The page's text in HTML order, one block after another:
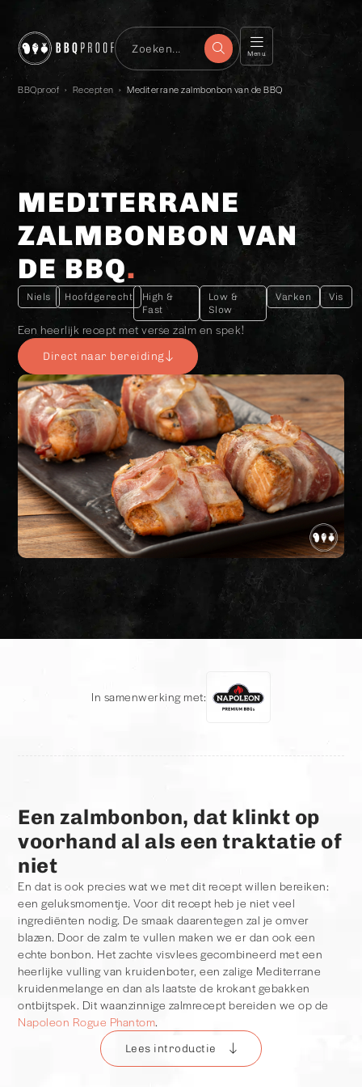
Menu
BBQproof › Recepten › Mediterrane zalmbonbon van de BBQ
MEDITERRANE
ZALMBONBON VAN
DE BBQ
Niels Hoofdgerecht
High &
Fast
Low &
Slow
Varken Vis
Een heerlijk recept met verse zalm en spek!
Direct naar bereiding
In samenwerking met:
Een zalmbonbon, dat klinkt op
voorhand al als een traktatie of
niet
En dat is ook precies wat we met dit recept willen bereiken:
een geluksmomentje. Voor dit recept heb je niet veel
ingrediënten nodig. De smaak daarentegen zal je omver
blazen. Door de zalm te vullen maken we er dan ook een
echte bonbon. Het zachte visvlees gecombineerd met een
heerlijke vulling van kruidenboter, een zalige Mediterrane
kruidenmelange en dan als laatste de krokant gebakken
ontbijtspek. Dit waanzinnige zalmrecept bereiden we op de
Napoleon Rogue Phantom.
Lees introductie